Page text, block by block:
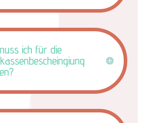
ich für die